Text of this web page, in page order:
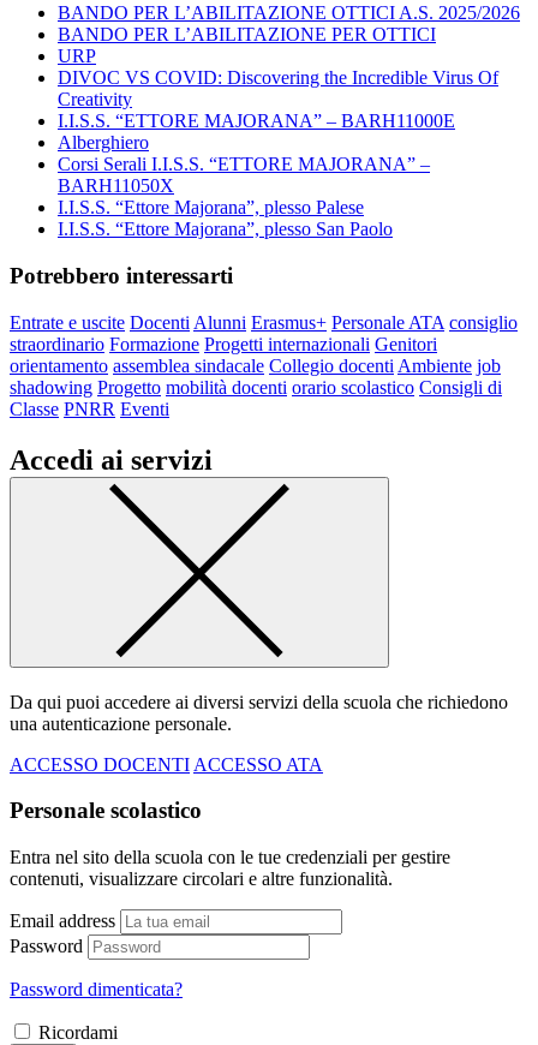
BANDO PER L’ABILITAZIONE OTTICI A.S. 2025/2026
BANDO PER L’ABILITAZIONE PER OTTICI
URP
DIVOC VS COVID: Discovering the Incredible Virus Of
Creativity
I.I.S.S. “ETTORE MAJORANA” – BARH11000E
Alberghiero
Corsi Serali I.I.S.S. “ETTORE MAJORANA” –
BARH11050X
I.I.S.S. “Ettore Majorana”, plesso Palese
I.I.S.S. “Ettore Majorana”, plesso San Paolo
Potrebbero interessarti
Entrate e uscite Docenti Alunni Erasmus+ Personale ATA consiglio
straordinario Formazione Progetti internazionali Genitori
orientamento assemblea sindacale Collegio docenti Ambiente job
shadowing Progetto mobilità docenti orario scolastico Consigli di
Classe PNRR Eventi
Accedi ai servizi
Da qui puoi accedere ai diversi servizi della scuola che richiedono
una autenticazione personale.
ACCESSO DOCENTI ACCESSO ATA
Personale scolastico
Entra nel sito della scuola con le tue credenziali per gestire
contenuti, visualizzare circolari e altre funzionalità.
Email address
Password
Password dimenticata?
Ricordami